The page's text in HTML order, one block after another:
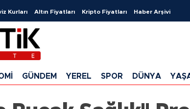
Kurları Altın Fiyatları Kripto Fiyatları Haber Arşivi
GÜNDEM YEREL SPOR DÜNYA